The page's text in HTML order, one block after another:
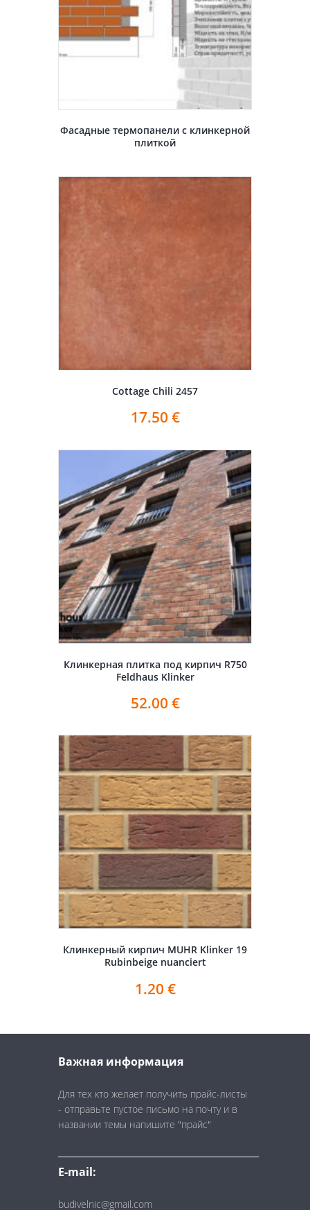
Фасадные термопанели с клинкерной
плиткой
Cottage Chili 2457
17.50 €
Клинкерная плитка под кирпич R750
Feldhaus Klinker
52.00 €
Клинкерный кирпич MUHR Klinker 19
Rubinbeige nuanciert
1.20 €
Важная информация
Для тех кто желает получить прайс-листы
- отправьте пустое письмо на почту и в
названии темы напишите "прайс"
E-mail:
budivelnic@gmail.com